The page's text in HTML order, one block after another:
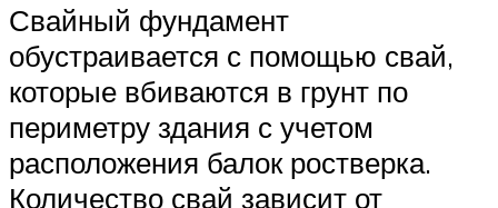
Свайный фундамент
обустраивается с помощью свай,
которые вбиваются в грунт по
периметру здания с учетом
расположения балок ростверка.
Количество свай зависит от